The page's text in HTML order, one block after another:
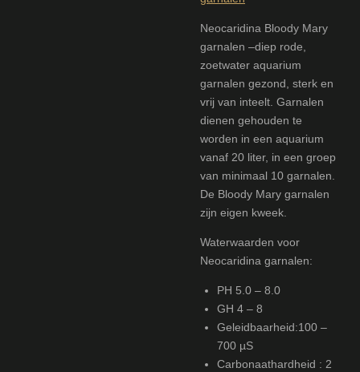
Neocaridina Bloody Mary
garnalen –diep rode,
zoetwater aquarium
garnalen gezond, sterk en
vrij van inteelt. Garnalen
dienen gehouden te
worden in een aquarium
vanaf 20 liter, in een groep
van minimaal 10 garnalen.
De Bloody Mary garnalen
zijn eigen kweek.
Waterwaarden voor
Neocaridina garnalen:
PH 5.0 – 8.0
GH 4 – 8
Geleidbaarheid:100 –
700 µS
Carbonaathardheid : 2